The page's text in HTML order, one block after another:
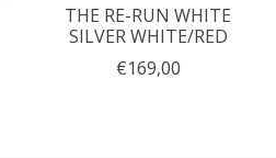
THE RE-RUN WHITE
SILVER WHITE/RED
€169,00